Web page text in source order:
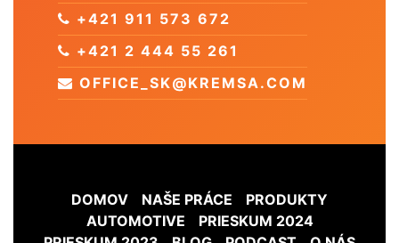
+421 911 573 672
+421 2 444 55 261
OFFICE_SK@KREMSA.COM
DOMOV NAŠE PRÁCE
PRODUKTY
AUTOMOTIVE
PRIESKUM 2024